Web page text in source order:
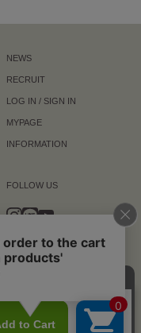
NEWS
RECRUIT
LOG IN / SIGN IN
MYPAGE
INFORMATION
FOLLOW US